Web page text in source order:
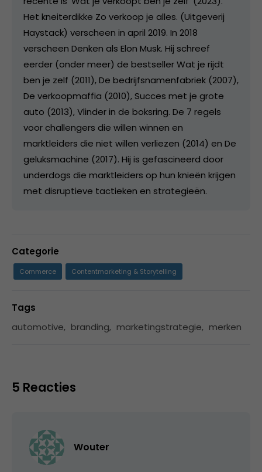
Het kneiterdikke Zo verkoop je alles. (Uitgeverij
Haystack) verscheen in april 2019. In 2018
verscheen Denken als Elon Musk. Hij schreef
eerder (onder meer) de bestseller Wat je rijdt
ben je zelf (2011), De bedrijfsnamenfabriek (2007),
De verkoopmaffia (2010), Succes met je grote
auto (2013), Vlinder in de boksring. De 7 regels
voor challengers die willen winnen en
marktleiders die niet willen verliezen (2014) en De
geluksmachine (2017). Hij is gefascineerd door
underdogs die marktleiders op hun knieën krijgen
met disruptieve tactieken en strategieën.
Categorie
Commerce Contentmarketing & Storytelling
Tags
automotive, branding, marketingstrategie, merken
5 Reacties
Wouter